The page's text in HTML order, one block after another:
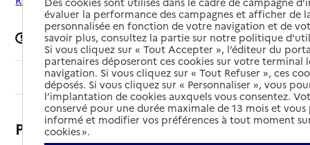
Signaler une erreur
Sommaire
Présentation
évaluer la performance des campagnes et afficher de
personnalisée en fonction de votre navigation et de
savoir plus, consultez la partie sur notre politique
Si vous cliquez sur « Tout Accepter », l’éditeur du
partenaires déposeront ces cookies sur votre terminal
navigation. Si vous cliquez sur « Tout Refuser », ces
déposés. Si vous cliquez sur « Personnaliser », vous
l’implantation de cookies auxquels vous consentez.
conservé pour une durée maximale de 13 mois et
informé et modifier vos préférences à tout moment
cookies ».